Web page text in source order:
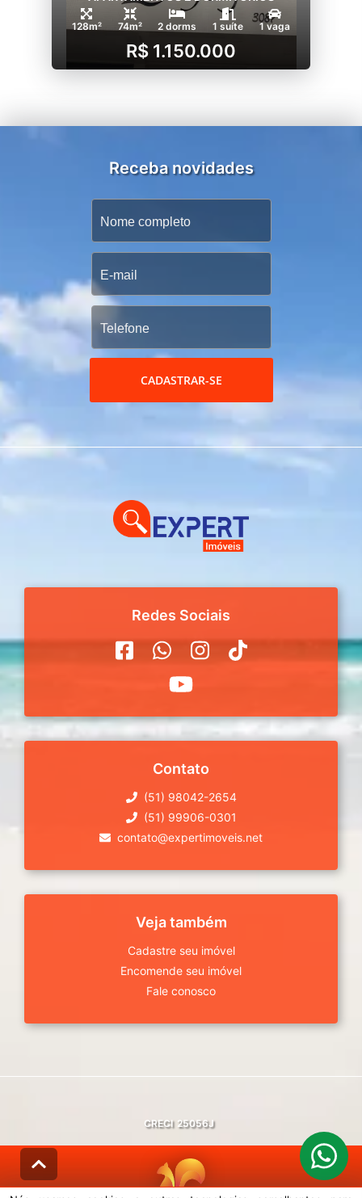
128m² 74m² 2 dorms 1 suíte 1 vaga
R$ 1.150.000
Receba novidades
CADASTRAR-SE
Redes Sociais
Contato
(51) 98042-2654
(51) 99906-0301
contato@expertimoveis.net
Veja também
Cadastre seu imóvel
Encomende seu imóvel
Fale conosco
CRECI 25056J